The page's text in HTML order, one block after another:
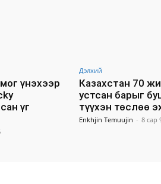
үнэхээр
үг
Дэлхий
Казахстан 70
устсан барыг
түүхэн төслөө
Enkhjin Temuujin - 8 сар